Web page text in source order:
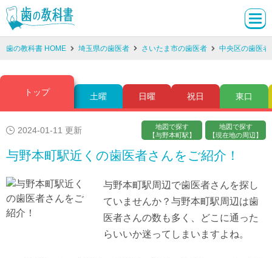
歯の教科書 HOME 埼玉県の歯医者 さいたま市の歯医者 中央区の歯医者
トップ 土曜 日曜 祝日 東口
2024-01-11 更新
地図で探す
【与野本町駅】
地図で探す
【現在地の周辺】
与野本町駅近くの歯医者さんをご紹介！
与野本町駅周辺で歯医者さんを探し
ていませんか？与野本町駅周辺は歯
医者さんの数も多く、どこに通った
らいいか迷ってしまいますよね。